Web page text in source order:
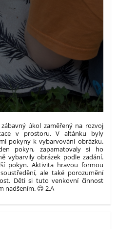
úkol zaměřený na rozvoj
v prostoru. V altánku byly
pokyny k vybarvování obrázku.
pokyn, zapamatovaly si ho
vybarvily obrázek podle zadání.
pokyn. Aktivita hravou formou
ale také porozumění
Děti si tuto venkovní činnost
nadšením. 😊 2.A